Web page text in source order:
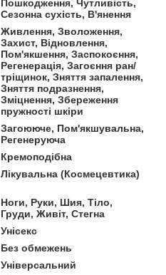
Пошкодження, Чутливість,
Сезонна сухість, В'янення
Живлення, Зволоження,
Захист, Відновлення,
Пом'якшення, Заспокоєння,
Регенерація, Загоєння ран/
тріщинок, Зняття запалення,
Зняття подразнення,
Зміцнення, Збереження
пружності шкіри
Загоююче, Пом'якшувальна,
Регенеруюча
Кремоподібна
Лікувальна (Космецевтика)
Ноги, Руки, Шия, Тіло,
Груди, Живіт, Стегна
Унісекс
Без обмежень
Універсальний